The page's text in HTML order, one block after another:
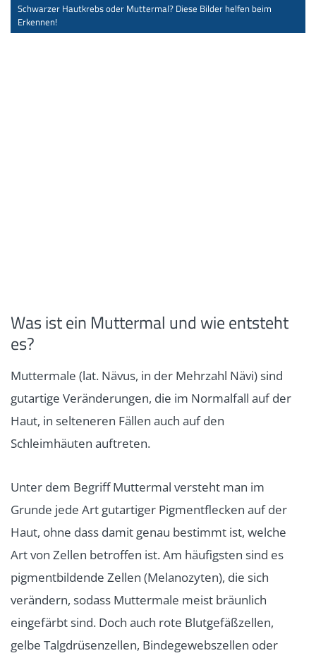
Schwarzer Hautkrebs oder Muttermal? Diese Bilder helfen beim
Erkennen!
Was ist ein Muttermal und wie entsteht
es?
Muttermale (lat. Nävus, in der Mehrzahl Nävi) sind
gutartige Veränderungen, die im Normalfall auf der
Haut, in selteneren Fällen auch auf den
Schleimhäuten auftreten.
Unter dem Begriff Muttermal versteht man im
Grunde jede Art gutartiger Pigmentflecken auf der
Haut, ohne dass damit genau bestimmt ist, welche
Art von Zellen betroffen ist. Am häufigsten sind es
pigmentbildende Zellen (Melanozyten), die sich
verändern, sodass Muttermale meist bräunlich
eingefärbt sind. Doch auch rote Blutgefäßzellen,
gelbe Talgdrüsenzellen, Bindegewebszellen oder